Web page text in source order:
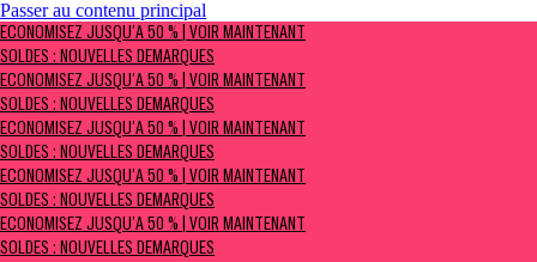
Passer au contenu principal
ÉCONOMISEZ JUSQU’À 50 % | Voir maintenant
Soldes : NOUVELLES DÉMARQUES
ÉCONOMISEZ JUSQU’À 50 % | VOIR MAINTENANT
SOLDES : NOUVELLES DÉMARQUES
ÉCONOMISEZ JUSQU’À 50 % | VOIR MAINTENANT
SOLDES : NOUVELLES DÉMARQUES
ÉCONOMISEZ JUSQU’À 50 % | VOIR MAINTENANT
SOLDES : NOUVELLES DÉMARQUES
ÉCONOMISEZ JUSQU’À 50 % | VOIR MAINTENANT
SOLDES : NOUVELLES DÉMARQUES
ÉCONOMISEZ JUSQU’À 50 % | VOIR MAINTENANT
SOLDES : NOUVELLES DÉMARQUES